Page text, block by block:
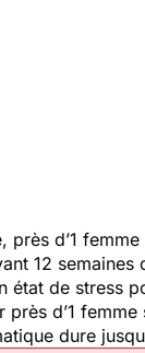
près d’1
12 semaines
état de stress
près d’1
dure